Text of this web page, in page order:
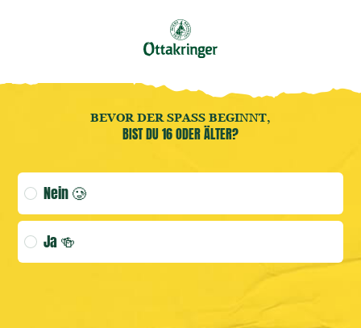
Benutzermenü öffnen
ANMELDEN
Benutzermenü öffnen
BEVOR DER SPASS BEGINNT,
BIST DU 16 ODER ÄLTER?
Age verification selection
Nein 🥲
Ja 🍻